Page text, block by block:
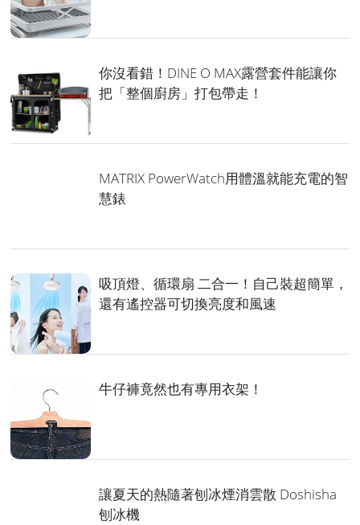
你沒看錯！DINE O MAX露營套件能讓你
把「整個廚房」打包帶走！
MATRIX PowerWatch用體溫就能充電的智
慧錶
吸頂燈、循環扇 二合一！自己裝超簡單，
還有遙控器可切換亮度和風速
牛仔褲竟然也有專用衣架！
讓夏天的熱隨著刨冰煙消雲散 Doshisha
刨冰機